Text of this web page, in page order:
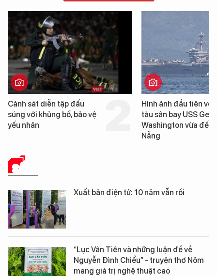
Hình ảnh đầu tiên về siêu
tàu sân bay USS George
Washington vừa đến Đà
Cận cảnh chiến hạm
tống tàu sân bay USS
George Washington
Đà Nẵng
SÁCH
Xuất bản điện tử: 10 năm vẫn rối
“Lục Vân Tiên và những luận đề về
Nguyễn Đình Chiểu” - truyện thơ Nôm
mang giá trị nghệ thuật cao